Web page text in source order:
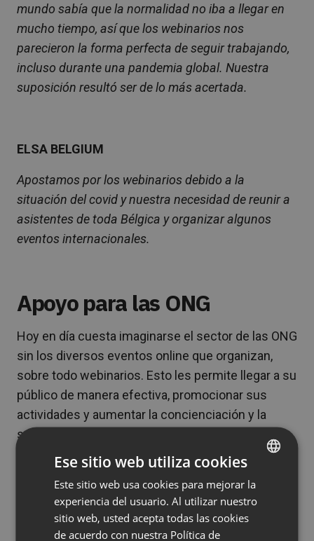
mundo sabía que la normalidad no iba a llegar en
mucho tiempo, así que los webinarios nos
parecieron la forma perfecta de seguir trabajando,
incluso durante una pandemia global. Nuestra
suposición resultó ser de lo más acertada.
ELSA BELGIUM
Apostamos por los webinarios debido a la
situación del covid y nuestra necesidad de reunir a
asistentes de toda Bélgica y organizar algunos
eventos internacionales.
Apoyo para las ONG
Hoy en día cuesta imaginarse el sector de las ONG
sin los diversos eventos online que organizan,
sobre todo webinarios. Esto les permite llegar a su
público de manera efectiva, promocionar sus
actividades y aumentar la concienciación y la
sensibilidad a las necesidades de los demás.
ClickMeeting tiene el orgullo de apoyar
organizaciones líderes en el crucial sector de las
ONG. ¿Qué les impulsó a organizar webinarios y
cómo los usan en su trabajo diario?
ENGLISH
FRENCH
Ese sitio web utiliza cookies
Este sitio web usa cookies para mejorar la
experiencia del usuario. Al utilizar nuestro
sitio web, usted acepta todas las cookies
de acuerdo con nuestra Política de